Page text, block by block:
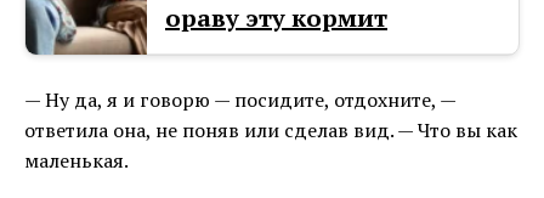
ораву эту кормит
— Ну да, я и говорю — посидите, отдохните, —
ответила она, не поняв или сделав вид. — Что вы как
маленькая.